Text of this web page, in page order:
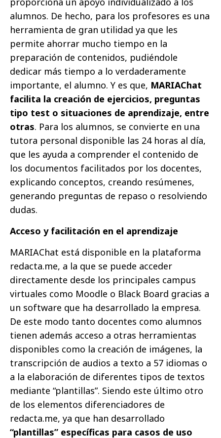
alumnos. De hecho, para los profesores es una
herramienta de gran utilidad ya que les
permite ahorrar mucho tiempo en la
preparación de contenidos, pudiéndole
dedicar más tiempo a lo verdaderamente
importante, el alumno. Y es que, MARIAChat
facilita la creación de ejercicios, preguntas
tipo test o situaciones de aprendizaje, entre
otras. Para los alumnos, se convierte en una
tutora personal disponible las 24 horas al día,
que les ayuda a comprender el contenido de
los documentos facilitados por los docentes,
explicando conceptos, creando resúmenes,
generando preguntas de repaso o resolviendo
dudas.
Acceso y facilitación en el aprendizaje
MARIAChat está disponible en la plataforma
redacta.me, a la que se puede acceder
directamente desde los principales campus
virtuales como Moodle o Black Board gracias a
un software que ha desarrollado la empresa.
De este modo tanto docentes como alumnos
tienen además acceso a otras herramientas
disponibles como la creación de imágenes, la
transcripción de audios a texto a 57 idiomas o
a la elaboración de diferentes tipos de textos
mediante “plantillas”. Siendo este último otro
de los elementos diferenciadores de
redacta.me, ya que han desarrollado
“plantillas” específicas para casos de uso